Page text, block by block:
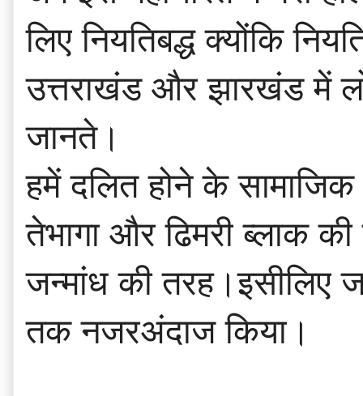
लिए नियतिबद्ध क्योंकि
उत्तराखंड और झारखंड में
जानते।
हमें दलित होने के
तेभागा और ढिमरी ब्लाक
जन्मांध की तरह।इसीलिए
तक नजरअंदाज किया।